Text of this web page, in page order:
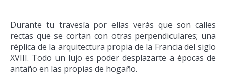
Durante tu travesía por ellas verás que son calles
rectas que se cortan con otras perpendiculares; una
réplica de la arquitectura propia de la Francia del siglo
XVIII. Todo un lujo es poder desplazarte a épocas de
antaño en las propias de hogaño.